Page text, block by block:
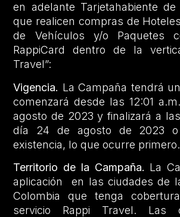
en adelante Tarjetahabiente de
que realicen compras de
de Vehículos y/o Paquetes
RappiCard dentro de la
Travel”:
Vigencia. La Campaña tendrá
comenzará desde las 12:01
agosto de 2023 y finalizará a
día 24 de agosto de 2023 o
existencia, lo que ocurre primero.
Territorio de la Campaña. La
aplicación en las ciudades de
Colombia que tenga
servicio Rappi Travel. Las